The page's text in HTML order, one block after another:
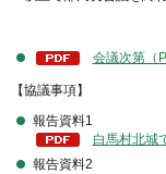
会議次第（
【協議事項】
報告資料1
白馬村北城
報告資料2